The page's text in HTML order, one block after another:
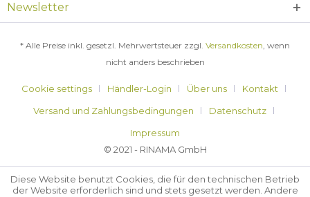
Newsletter
* Alle Preise inkl. gesetzl. Mehrwertsteuer zzgl. Versandkosten, wenn
nicht anders beschrieben
Cookie settings Händler-Login Über uns
Kontakt
Versand und Zahlungsbedingungen
Datenschutz
Impressum
© 2021 - RINAMA GmbH
Diese Website benutzt Cookies, die für den technischen Betrieb
der Website erforderlich sind und stets gesetzt werden. Andere